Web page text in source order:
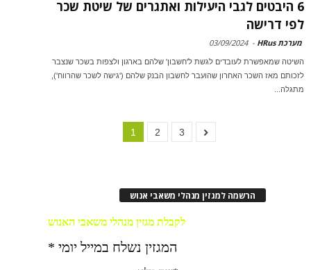
6 היבטים לגבי היעילות ואתגרים של שיטת שכר
לפי דרישה
מערכת HRus -
03/09/2024
השיטה שמאפשרת לעובדים לגשת ל'חשבון' שלהם בארגון ולצפות בשכר שנצבר
לזכותם מאז השכר האחרון שהועבר לחשבון הבנק שלהם ('גישה לשכר שהרווח'),
מתגלה...
1 2 3
הרשמה למגזין מנהלי משאבי אנוש